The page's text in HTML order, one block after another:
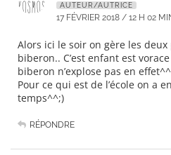
AUTEUR/AUTRICE
17 FÉVRIER 2018 / 12 H 02
Alors ici le soir on gère les
biberon.. C’est enfant est
biberon n’explose pas en
Pour ce qui est de l’école on a
temps^^;)
RÉPONDRE